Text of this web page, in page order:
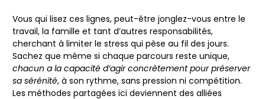
Vous qui lisez ces lignes, peut-être jonglez-vous entre le
travail, la famille et tant d’autres responsabilités,
cherchant à limiter le stress qui pèse au fil des jours.
Sachez que même si chaque parcours reste unique,
chacun a la capacité d’agir concrètement pour préserver
sa sérénité, à son rythme, sans pression ni compétition.
Les méthodes partagées ici deviennent des alliées